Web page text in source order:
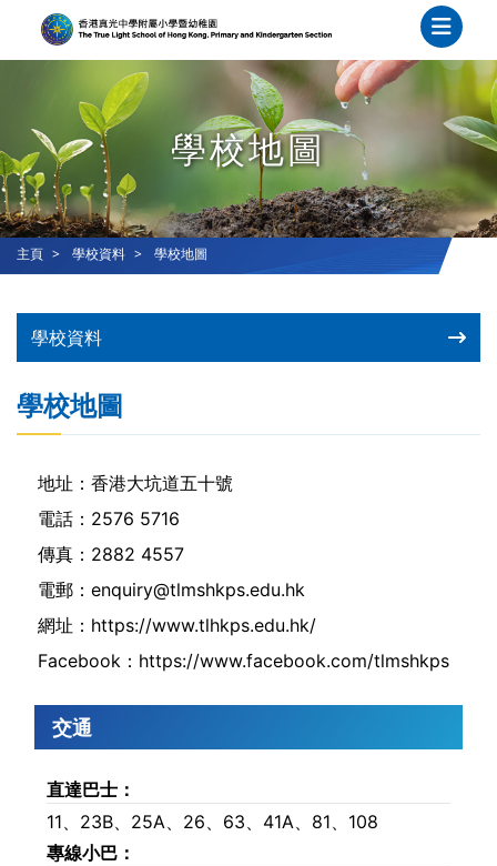
學校地圖
主頁 學校資料 學校地圖
學校資料
學校地圖
地址：香港大坑道五十號
電話：2576 5716
傳真：2882 4557
電郵：enquiry@tlmshkps.edu.hk
網址：https://www.tlhkps.edu.hk/
Facebook：https://www.facebook.com/tlmshkps
交通
直達巴士：
11、23B、25A、26、63、41A、81、108
專線小巴：